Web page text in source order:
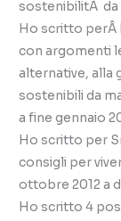
sostenibilitÃ da
Ho scritto perÂ
con argomenti
alternative, alla
sostenibili da
a fine gennaio
Ho scritto per
consigli per
ottobre 2012 a
Ho scritto 4